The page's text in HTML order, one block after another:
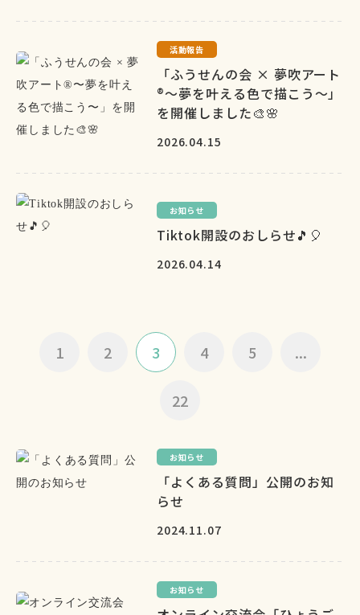
活動報告
「ふうせんの会 × 夢吹アート
®〜夢を叶える色で描こう〜」
を開催しました🎨🌸
2026.04.15
お知らせ
Tiktok開設のおしらせ🎵🎈
2026.04.14
1 2 3 4 5 ...
22
お知らせ
「よくある質問」公開のお知
らせ
2024.11.07
お知らせ